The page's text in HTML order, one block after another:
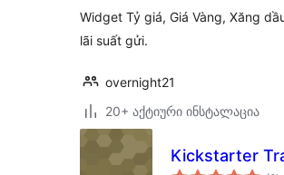
Widget Tỷ giá, Giá Vàng, Xăng
lãi suất gửi.
overnight21
20+ აქტიური ინსტალაცია
Kickstarter